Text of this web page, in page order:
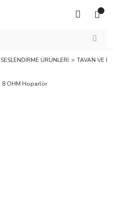
SESLENDİRME ÜRÜNLERİ TAVAN VE